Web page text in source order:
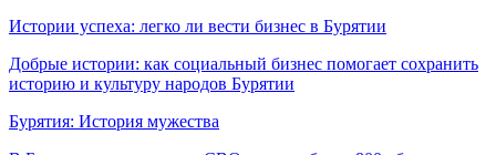
Истории успеха: легко ли вести бизнес в Бурятии
Добрые истории: как социальный бизнес помогает сохранить
историю и культуру народов Бурятии
Бурятия: История мужества